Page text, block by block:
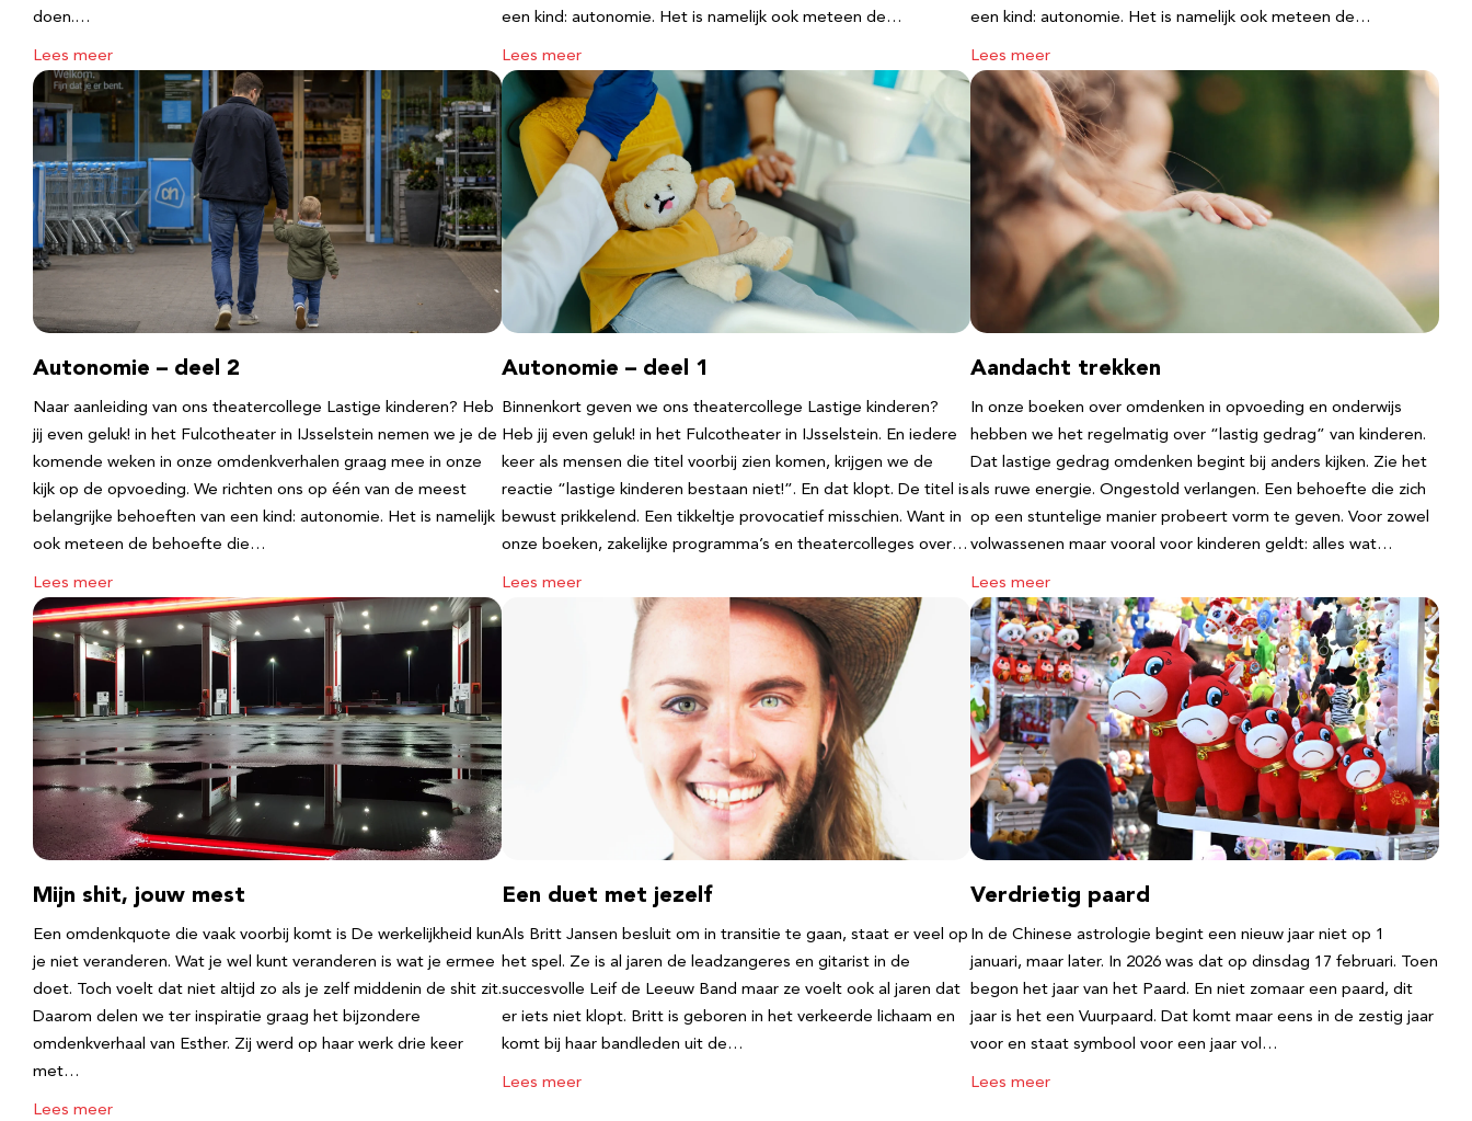
doen.…
Lees meer
een kind: autonomie. Het is namelijk ook meteen de…
Lees meer
een kind: autonomie. Het is namelijk ook meteen de…
Lees meer
Autonomie – deel 2
Naar aanleiding van ons theatercollege Lastige kinderen? Heb
jij even geluk! in het Fulcotheater in IJsselstein nemen we je de
komende weken in onze omdenkverhalen graag mee in onze
kijk op de opvoeding. We richten ons op één van de meest
belangrijke behoeften van een kind: autonomie. Het is namelijk
ook meteen de behoefte die…
Lees meer
Autonomie – deel 1
Binnenkort geven we ons theatercollege Lastige kinderen?
Heb jij even geluk! in het Fulcotheater in IJsselstein. En iedere
keer als mensen die titel voorbij zien komen, krijgen we de
reactie “lastige kinderen bestaan niet!”. En dat klopt. De titel is
bewust prikkelend. Een tikkeltje provocatief misschien. Want in
onze boeken, zakelijke programma’s en theatercolleges over…
Lees meer
Aandacht trekken
In onze boeken over omdenken in opvoeding en onderwijs
hebben we het regelmatig over “lastig gedrag” van kinderen.
Dat lastige gedrag omdenken begint bij anders kijken. Zie het
als ruwe energie. Ongestold verlangen. Een behoefte die zich
op een stuntelige manier probeert vorm te geven. Voor zowel
volwassenen maar vooral voor kinderen geldt: alles wat…
Lees meer
Mijn shit, jouw mest
Een omdenkquote die vaak voorbij komt is De werkelijkheid kun
je niet veranderen. Wat je wel kunt veranderen is wat je ermee
doet. Toch voelt dat niet altijd zo als je zelf middenin de shit zit.
Daarom delen we ter inspiratie graag het bijzondere
omdenkverhaal van Esther. Zij werd op haar werk drie keer
met…
Lees meer
Een duet met jezelf
Als Britt Jansen besluit om in transitie te gaan, staat er veel op
het spel. Ze is al jaren de leadzangeres en gitarist in de
succesvolle Leif de Leeuw Band maar ze voelt ook al jaren dat
er iets niet klopt. Britt is geboren in het verkeerde lichaam en
komt bij haar bandleden uit de…
Lees meer
Verdrietig paard
In de Chinese astrologie begint een nieuw jaar niet op 1
januari, maar later. In 2026 was dat op dinsdag 17 februari. Toen
begon het jaar van het Paard. En niet zomaar een paard, dit
jaar is het een Vuurpaard. Dat komt maar eens in de zestig jaar
voor en staat symbool voor een jaar vol…
Lees meer